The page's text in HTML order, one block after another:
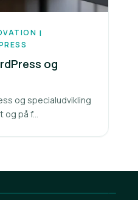
|
og
og specialudvikling
på f...